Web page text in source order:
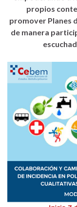
propios
promover Planes
de manera